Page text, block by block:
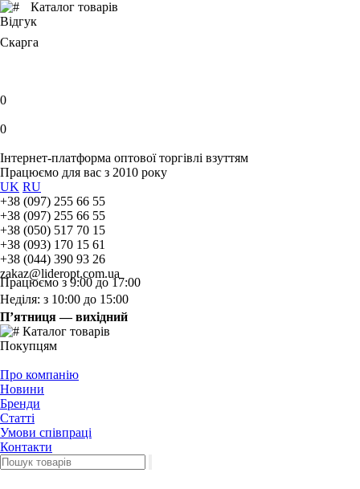
Каталог товарів
Відгук
Скарга
0
0
Інтернет-платформа оптової торгівлі взуттям
Працюємо для вас з 2010 року
UK RU
+38 (097) 255 66 55
+38 (097) 255 66 55
+38 (050) 517 70 15
+38 (093) 170 15 61
+38 (044) 390 93 26
zakaz@lideropt.com.ua
Працюємо з 9:00 до 17:00
Неділя: з 10:00 до 15:00
П’ятниця — вихідний
Каталог товарів
Покупцям
Про компанію
Новини
Бренди
Статті
Умови співпраці
Контакти